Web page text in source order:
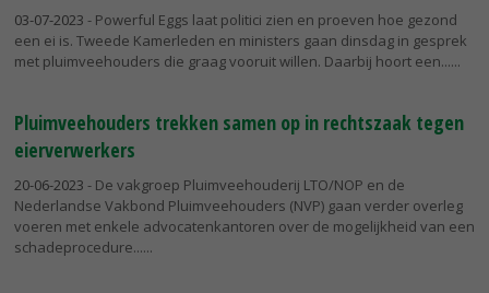
03-07-2023 - Powerful Eggs laat politici zien en proeven hoe gezond
een ei is. Tweede Kamerleden en ministers gaan dinsdag in gesprek
met pluimveehouders die graag vooruit willen. Daarbij hoort een...
Pluimveehouders trekken samen op in rechtszaak tegen
eierverwerkers
20-06-2023 - De vakgroep Pluimveehouderij LTO/NOP en de
Nederlandse Vakbond Pluimveehouders (NVP) gaan verder overleg
voeren met enkele advocatenkantoren over de mogelijkheid van een
schadeprocedure...